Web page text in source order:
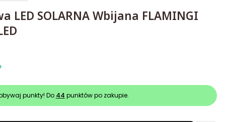
LED SOLARNA Wbijana FLAMINGI
punkty! Do 44 punktów po zakupie.